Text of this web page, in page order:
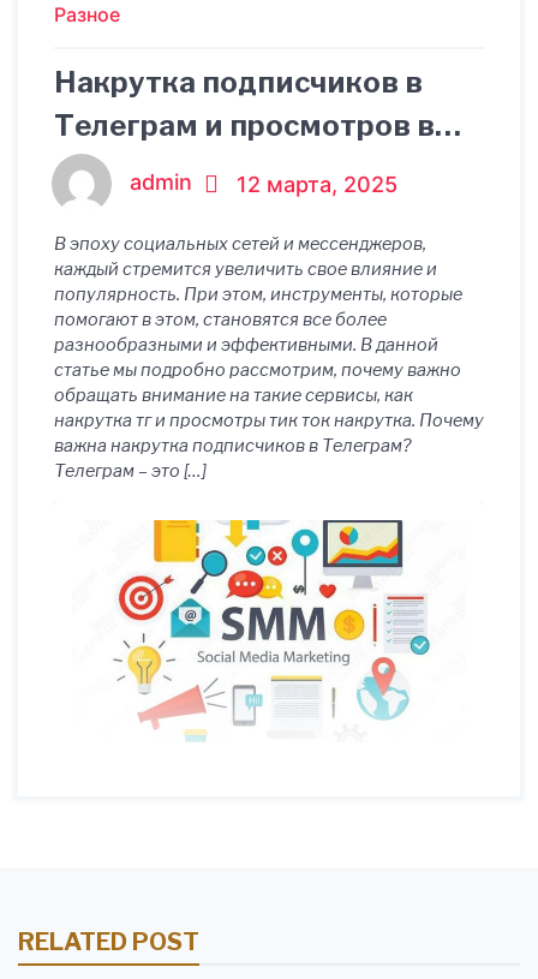
Разное
Накрутка подписчиков в
Телеграм и просмотров в
TikTok: главные
преимущества
admin 12 марта, 2025
В эпоху социальных сетей и мессенджеров,
каждый стремится увеличить свое влияние и
популярность. При этом, инструменты, которые
помогают в этом, становятся все более
разнообразными и эффективными. В данной
статье мы подробно рассмотрим, почему важно
обращать внимание на такие сервисы, как
накрутка тг и просмотры тик ток накрутка. Почему
важна накрутка подписчиков в Телеграм?
Телеграм – это […]
RELATED POST